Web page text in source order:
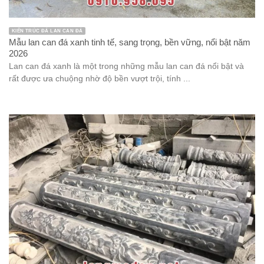
KIẾN TRÚC ĐÁ LAN CAN ĐÁ
Mẫu lan can đá xanh tinh tế, sang trọng, bền vững, nổi bật năm
2026
Lan can đá xanh là một trong những mẫu lan can đá nổi bật và
rất được ưa chuộng nhờ độ bền vượt trội, tính ...